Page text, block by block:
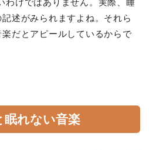
述がみられますよね。それら
だとアピールしているからで
眠れない音楽